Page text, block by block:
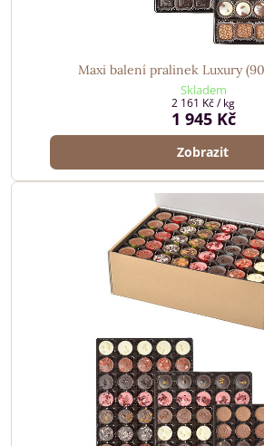
Maxi balení pralinek Luxury
Skladem
1 945 Kč
2 161 Kč/ kg
Zobrazit